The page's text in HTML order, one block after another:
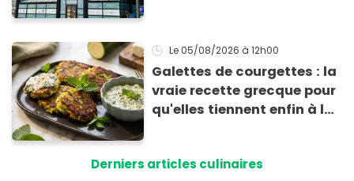
Le 05/08/2026 à 12h00
Galettes de courgettes : la
vraie recette grecque pour
qu'elles tiennent enfin à la
Derniers articles culinaires